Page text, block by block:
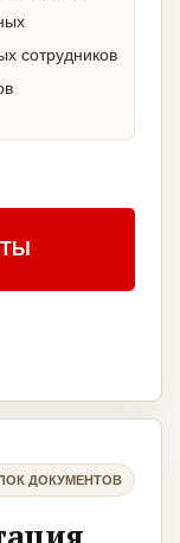
сотрудников
ДОКУМЕНТОВ